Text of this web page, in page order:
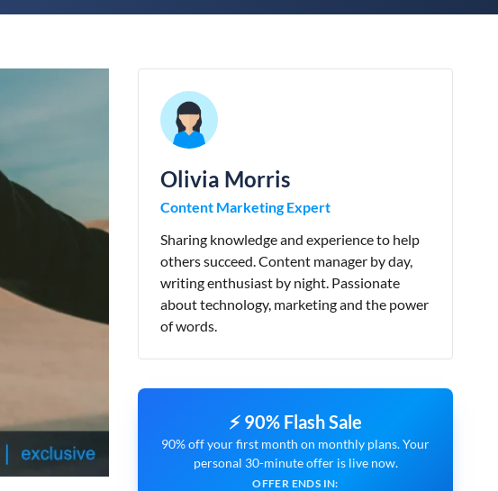
Olivia Morris
Content Marketing Expert
Sharing knowledge and experience to help
others succeed. Content manager by day,
writing enthusiast by night. Passionate
about technology, marketing and the power
of words.
⚡ 90% Flash Sale
90% off your first month on monthly plans. Your
personal 30-minute offer is live now.
OFFER ENDS IN: